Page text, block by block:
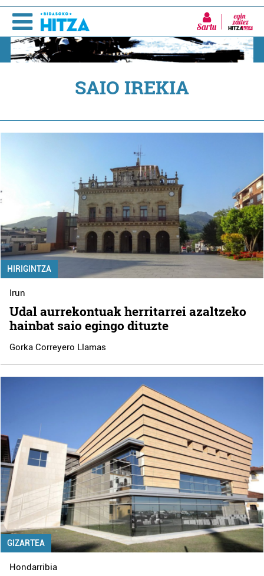
Sartu
SAIO IREKIA
HIRIGINTZA
Irun
Udal aurrekontuak herritarrei azaltzeko
hainbat saio egingo dituzte
Gorka Correyero Llamas
GIZARTEA
Hondarribia